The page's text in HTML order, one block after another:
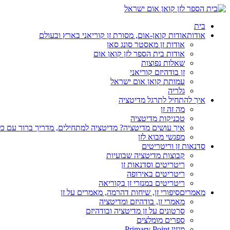
בית
אודותאודות קואן-אום, מסורת זן קוריאני בארץ ובעולם
אודות זן מאסטר סונג סאן
אודות בית הספר לזן קואן אום
שאלות נפוצות
זן בודהיזם קוריאני
עמותת קואן אום ישראל
גלריה
איך להתחיל לתרגל מדיטציה
מה זה זן
טכניקות מדיטציה
איך עושים מדיטציה? מדיטציה למתחילים, מדריך ברור עם
מפגשי מבוא לזן
סדנאות זן וריטריטים
קבוצות מדיטציה שבועיות
ריטריטים וסדנאות זן
ריטריטים באירופה
ריטריטים במנזרי זן בקוריאה
מאמריםסיפורי זן, שיחות דהרמה, מאמרים על זן
מאמרי זן, בודהיזם ומדיטציה
סרטונים על זן מדיטציה ובודהיזם
ספרים מומלצים